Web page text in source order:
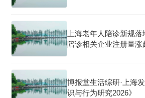
上海老年人陪诊新规
陪诊相关企业注册量涨
博报堂生活综研·上海
识与行为研究2026》